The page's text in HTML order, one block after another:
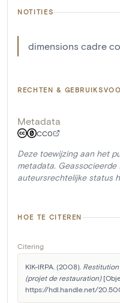
NOTITIES
dimensions cadre
RECHTEN &
Metadata
CC0
Deze toewijzing aan het
metadata.
auteursrechtelijke status
HOE TE CITEREN
Citering
KIK-IRPA. (2008).
(projet de restauration)
https://hdl.handle.net/